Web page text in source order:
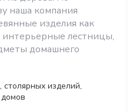
наша компания
изделия как
интерьерные лестницы,
домашнего
изделий,